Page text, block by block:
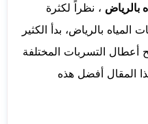
، نظراً لكثرة
بالرياض، بدأ الكثير
التسربات المختلفة
المقال أفضل هذه